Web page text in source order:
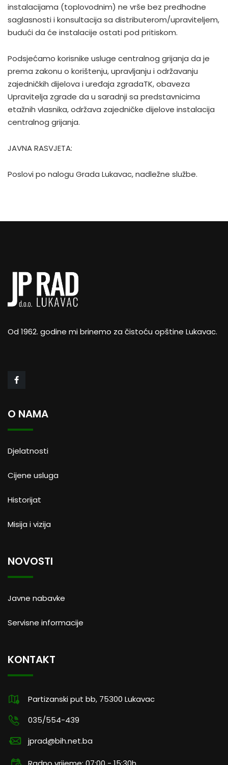
instalacijama (toplovodnim) ne vrše bez predhodne
saglasnosti i konsultacija sa distributerom/upraviteljem,
budući da će instalacije ostati pod pritiskom.
Podsjećamo korisnike usluge centralnog grijanja da je
prema zakonu o korištenju, upravljanju i održavanju
zajedničkih dijelova i uređaja zgradaTK, obaveza
Upravitelja zgrade da u saradnji sa predstavnicima
etažnih vlasnika, održava zajedničke dijelove instalacija
centralnog grijanja.
JAVNA RASVJETA:
Poslovi po nalogu Grada Lukavac, nadležne službe.
Od 1962. godine mi brinemo za čistoću opštine Lukavac.
O NAMA
Djelatnosti
Cijene usluga
Historijat
Misija i vizija
NOVOSTI
Javne nabavke
Servisne informacije
KONTAKT
Partizanski put bb, 75300 Lukavac
035/554-439
jprad@bih.net.ba